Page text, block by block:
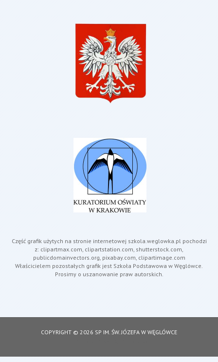
Część grafik użytych na stronie internetowej szkola.weglowka.pl pochodzi
z: clipartmax.com, clipartstation.com, shutterstock.com,
publicdomainvectors.org, pixabay.com, clipartimage.com
Właścicielem pozostałych grafik jest Szkoła Podstawowa w Węglówce.
Prosimy o uszanowanie praw autorskich.
COPYRIGHT © 2026 SP IM. ŚW. JÓZEFA W WĘGLÓWCE